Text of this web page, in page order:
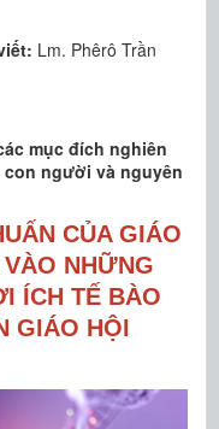
Lm. Phêrô Trần
mục đích nghiên
người và nguyên
CỦA GIÁO
NHỮNG
ÍCH TẾ BÀO
GIÁO HỘI